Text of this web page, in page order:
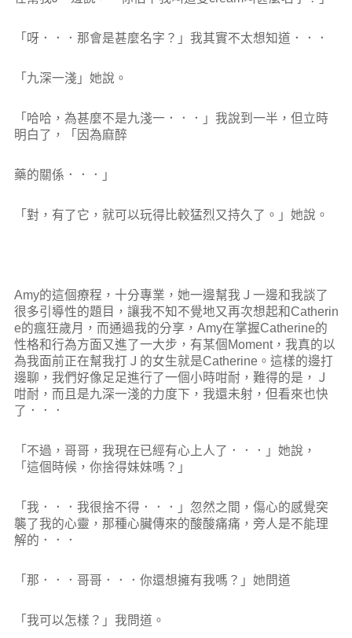
「呀．．．那會是甚麼名字？」我其實不太想知道．．．
「九深一淺」她說。
「哈哈，為甚麼不是九淺一．．．」我說到一半，但立時
明白了，「因為麻醉
藥的關係．．．」
「對，有了它，就可以玩得比較猛烈又持久了。」她說。
Amy的這個療程，十分專業，她一邊幫我Ｊ一邊和我談了
很多引導性的題目，讓我不知不覺地又再次想起和Catherin
e的瘋狂歲月，而通過我的分享，Amy在掌握Catherine的
性格和行為方面又進了一大步，有某個Moment，我真的以
為我面前正在幫我打Ｊ的女生就是Catherine。這樣的邊打
邊聊，我們好像足足進行了一個小時咁耐，難得的是，Ｊ
咁耐，而且是九深一淺的力度下，我還未射，但看來也快
了．．．
「不過，哥哥，我現在已經有心上人了．．．」她說，
「這個時候，你捨得妹妹嗎？」
「我．．．我很捨不得．．．」忽然之間，傷心的感覺突
襲了我的心靈，那種心臟傳來的酸酸痛痛，旁人是不能理
解的．．．
「那．．．哥哥．．．你還想擁有我嗎？」她問道
「我可以怎樣？」我問道。